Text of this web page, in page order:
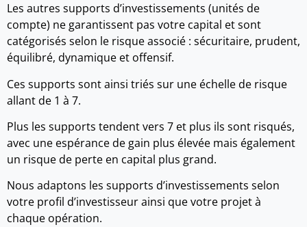
Les autres supports d’investissements (unités de
compte) ne garantissent pas votre capital et sont
catégorisés selon le risque associé : sécuritaire, prudent,
équilibré, dynamique et offensif.
Ces supports sont ainsi triés sur une échelle de risque
allant de 1 à 7.
Plus les supports tendent vers 7 et plus ils sont risqués,
avec une espérance de gain plus élevée mais également
un risque de perte en capital plus grand.
Nous adaptons les supports d’investissements selon
votre profil d’investisseur ainsi que votre projet à
chaque opération.